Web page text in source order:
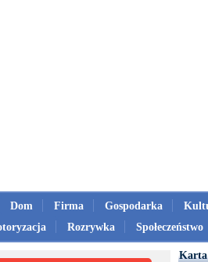
Dom Firma Gospodarka
Rozrywka Społeczeństwo
Karta